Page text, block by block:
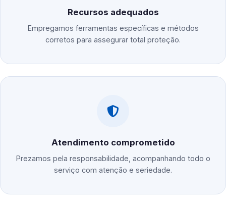
Recursos adequados
Empregamos ferramentas específicas e métodos
corretos para assegurar total proteção.
Atendimento comprometido
Prezamos pela responsabilidade, acompanhando todo o
serviço com atenção e seriedade.